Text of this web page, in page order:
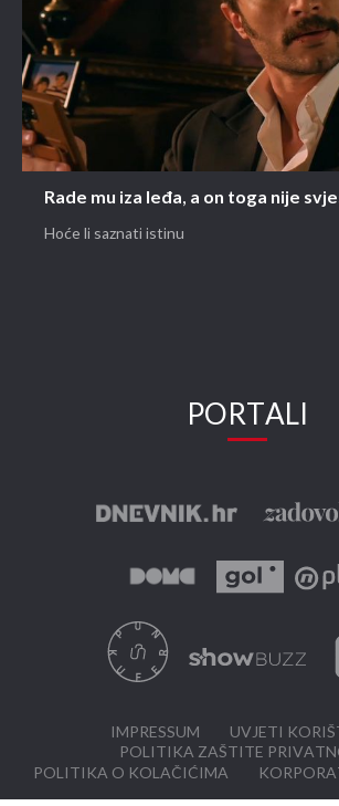
Rade mu iza leđa, a on toga nije
Hoće li saznati istinu
PORTALI
IMPRESSUM
UVJETI
POLITIKA ZAŠTITE
POLITIKA O KOLAČIĆIMA